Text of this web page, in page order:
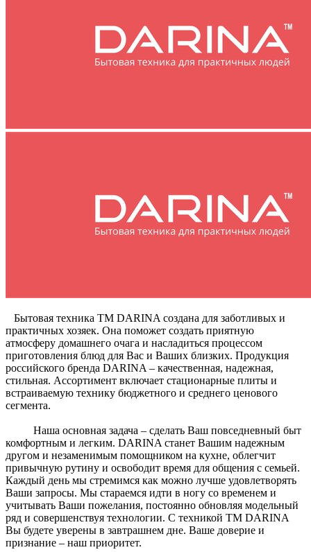
Бытовая техника ТМ DARINA создана для заботливых и
практичных хозяек. Она поможет создать приятную
атмосферу домашнего очага и насладиться процессом
приготовления блюд для Вас и Ваших близких. Продукция
российского бренда DARINA – качественная, надежная,
стильная. Ассортимент включает стационарные плиты и
встраиваемую технику бюджетного и среднего ценового
сегмента.
Наша основная задача – сделать Ваш повседневный быт
комфортным и легким. DARINA станет Вашим надежным
другом и незаменимым помощником на кухне, облегчит
привычную рутину и освободит время для общения с семьей.
Каждый день мы стремимся как можно лучше удовлетворять
Ваши запросы. Мы стараемся идти в ногу со временем и
учитывать Ваши пожелания, постоянно обновляя модельный
ряд и совершенствуя технологии. С техникой ТМ DARINA
Вы будете уверены в завтрашнем дне. Ваше доверие и
признание – наш приоритет.